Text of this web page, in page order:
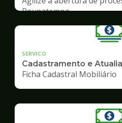
Poupatempo
SERVICO
Cadastramento e
Ficha Cadastral Mobiliário